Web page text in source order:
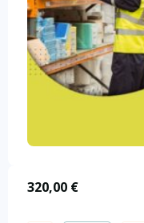
320,00 €